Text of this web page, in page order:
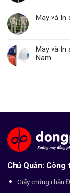
May và In
May và In
Nam
Chủ Quản: Công
Giấy chứng nhận